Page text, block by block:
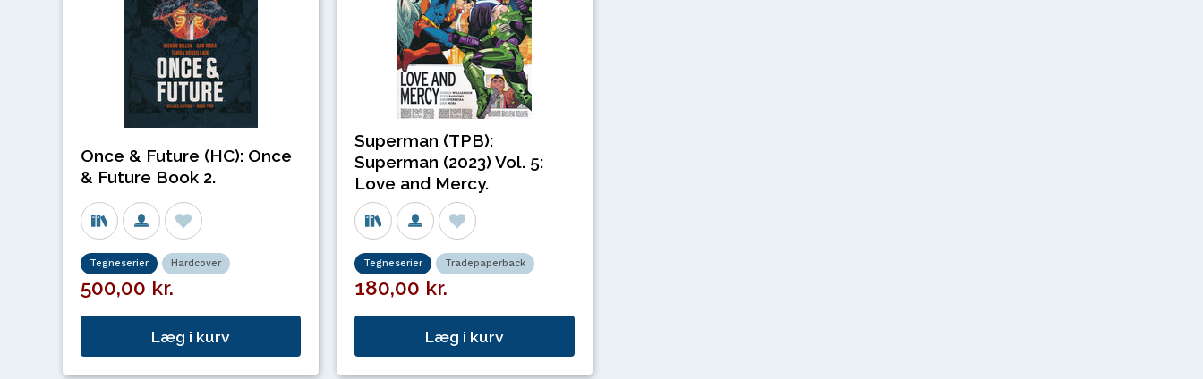
Once & Future (HC): Once
& Future Book 2.
Tegneserier Hardcover
500,00 kr.
Læg i kurv
Superman (TPB):
Superman (2023) Vol. 5:
Love and Mercy.
Tegneserier Tradepaperback
180,00 kr.
Læg i kurv